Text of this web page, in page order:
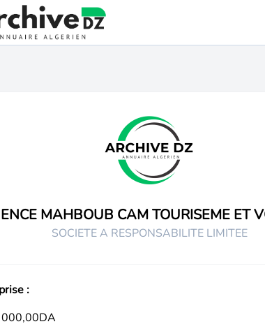
MAHBOUB CAM TOURISEME ET
SOCIETE A RESPONSABILITE LIMITEE
: